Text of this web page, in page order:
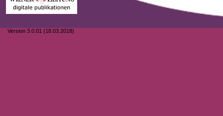
Version 3.0.01 (18.03.2018)